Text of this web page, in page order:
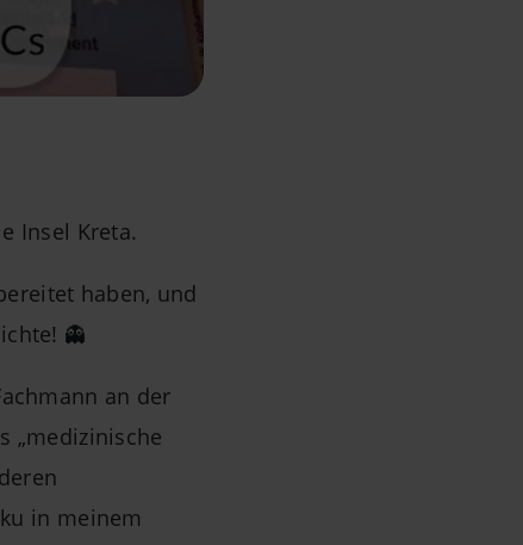
Insel Kreta.
haben, und
👻
an der
„medizinische
in meinem